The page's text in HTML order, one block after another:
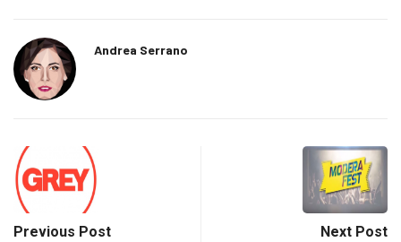
Andrea Serrano
Previous Post Next Post